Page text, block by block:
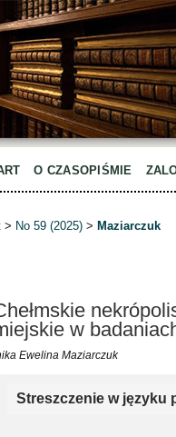
O CZASOPIŚMIE
> No 59 (2025) > Maziarczuk
w
Ewelina Maziarczuk
Streszczenie w języku